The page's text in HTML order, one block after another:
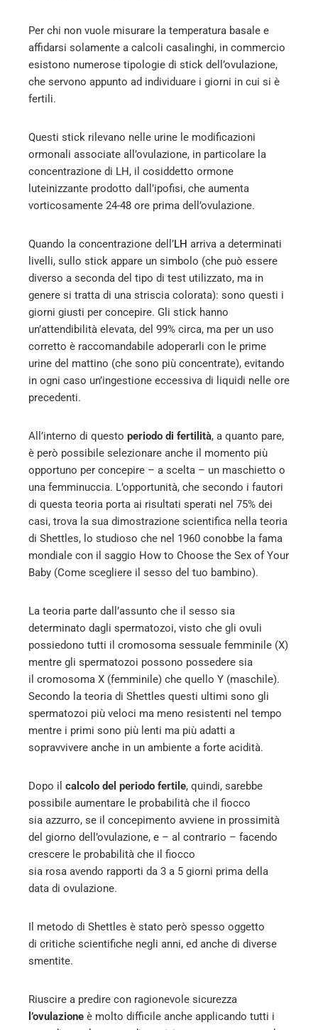
Per chi non vuole misurare la temperatura basale e
affidarsi solamente a calcoli casalinghi, in commercio
esistono numerose tipologie di stick dell’ovulazione,
che servono appunto ad individuare i giorni in cui si è
fertili.
Questi stick rilevano nelle urine le modificazioni
ormonali associate all’ovulazione, in particolare la
concentrazione di LH, il cosiddetto ormone
luteinizzante prodotto dall’ipofisi, che aumenta
vorticosamente 24-48 ore prima dell’ovulazione.
Quando la concentrazione dell’LH arriva a determinati
livelli, sullo stick appare un simbolo (che può essere
diverso a seconda del tipo di test utilizzato, ma in
genere si tratta di una striscia colorata): sono questi i
giorni giusti per concepire. Gli stick hanno
un’attendibilità elevata, del 99% circa, ma per un uso
corretto è raccomandabile adoperarli con le prime
urine del mattino (che sono più concentrate), evitando
in ogni caso un’ingestione eccessiva di liquidi nelle ore
precedenti.
All’interno di questo periodo di fertilità, a quanto pare,
è però possibile selezionare anche il momento più
opportuno per concepire – a scelta – un maschietto o
una femminuccia. L’opportunità, che secondo i fautori
di questa teoria porta ai risultati sperati nel 75% dei
casi, trova la sua dimostrazione scientifica nella teoria
di Shettles, lo studioso che nel 1960 conobbe la fama
mondiale con il saggio How to Choose the Sex of Your
Baby (Come scegliere il sesso del tuo bambino).
La teoria parte dall’assunto che il sesso sia
determinato dagli spermatozoi, visto che gli ovuli
possiedono tutti il cromosoma sessuale femminile (X)
mentre gli spermatozoi possono possedere sia
il cromosoma X (femminile) che quello Y (maschile).
Secondo la teoria di Shettles questi ultimi sono gli
spermatozoi più veloci ma meno resistenti nel tempo
mentre i primi sono più lenti ma più adatti a
sopravvivere anche in un ambiente a forte acidità.
Dopo il calcolo del periodo fertile, quindi, sarebbe
possibile aumentare le probabilità che il fiocco
sia azzurro, se il concepimento avviene in prossimità
del giorno dell’ovulazione, e – al contrario – facendo
crescere le probabilità che il fiocco
sia rosa avendo rapporti da 3 a 5 giorni prima della
data di ovulazione.
Il metodo di Shettles è stato però spesso oggetto
di critiche scientifiche negli anni, ed anche di diverse
smentite.
Riuscire a predire con ragionevole sicurezza
l’ovulazione è molto difficile anche applicando tutti i